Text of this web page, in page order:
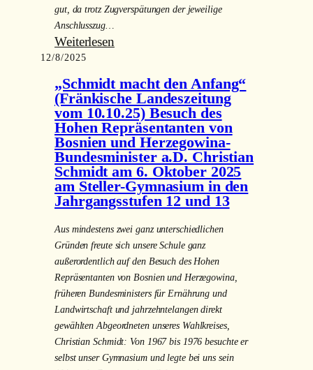
8b
gut, da trotz Zugverspätungen der jeweilige
Anschlusszug…
Weiterlesen:
in
der
Jugendherberge
Eichstätt
12/8/2025
„Schmidt macht den Anfang“
(Fränkische Landeszeitung
vom 10.10.25) Besuch des
Hohen Repräsentanten von
Bosnien und Herzegowina-
Bundesminister a.D. Christian
Schmidt am 6. Oktober 2025
am Steller-Gymnasium in den
Jahrgangsstufen 12 und 13
Aus mindestens zwei ganz unterschiedlichen
Gründen freute sich unsere Schule ganz
außerordentlich auf den Besuch des Hohen
Repräsentanten von Bosnien und Herzegowina,
früheren Bundesministers für Ernährung und
Landwirtschaft und jahrzehntelangen direkt
gewählten Abgeordneten unseres Wahlkreises,
Christian Schmidt: Von 1967 bis 1976 besuchte er
selbst unser Gymnasium und legte bei uns sein